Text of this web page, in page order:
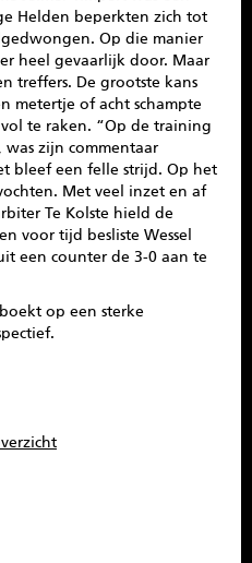
Helden beperkten zich tot
Op die manier
heel gevaarlijk door. Maar
treffers. De grootste kans
metertje of acht schampte
te raken. “Op de training
zijn commentaar
bleef een felle strijd. Op het
Met veel inzet en af
Te Kolste hield de
voor tijd besliste Wessel
een counter de 3-0 aan te
op een sterke